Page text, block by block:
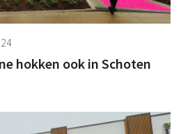
hokken ook in Schoten